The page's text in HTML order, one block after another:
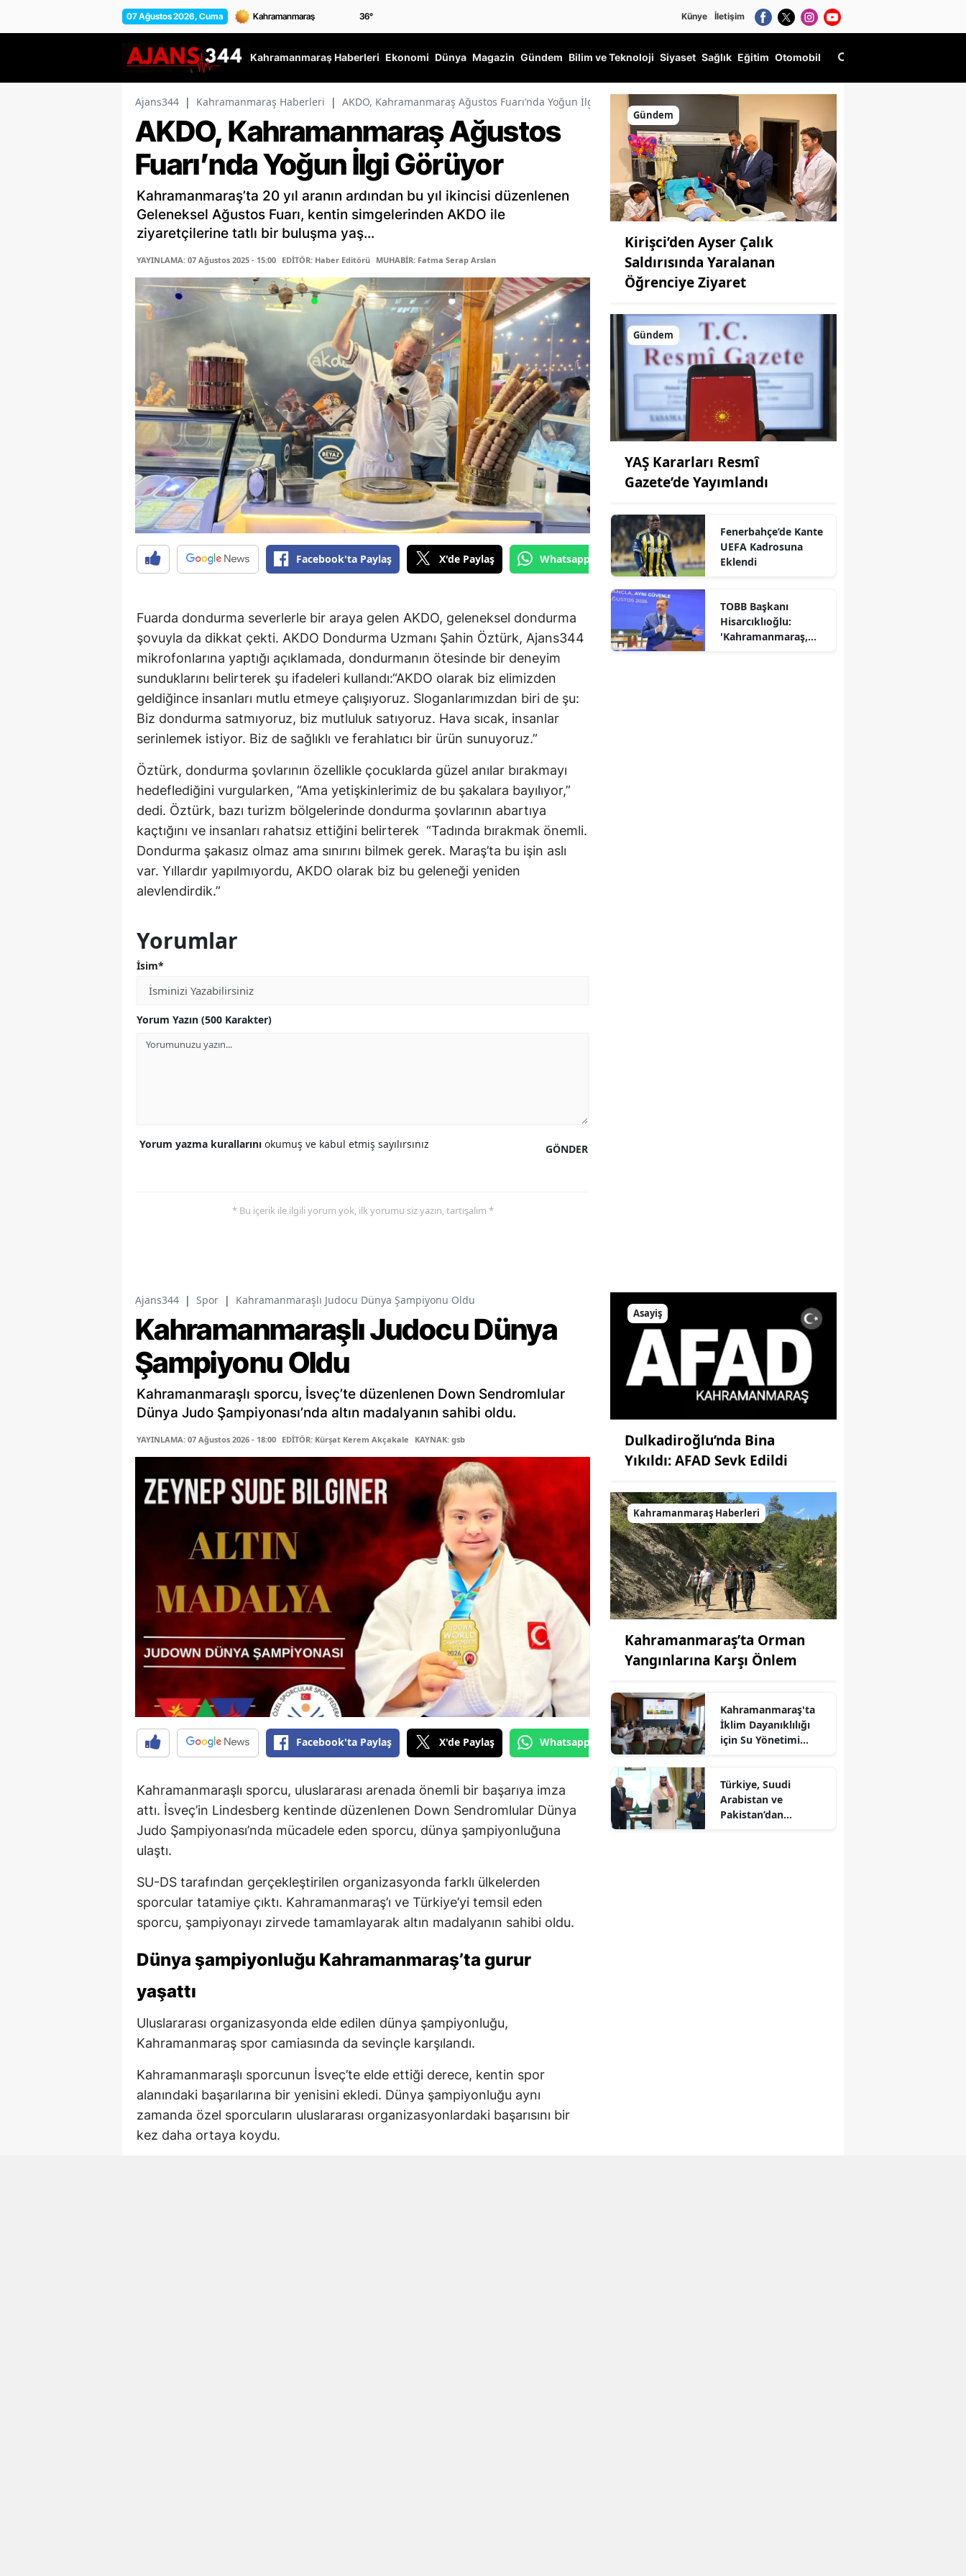
07 Ağustos 2026, Cuma 36° Künye İletişim
Kahramanmaraş Haberleri Ekonomi Dünya Magazin Gündem Bilim ve Teknoloji Siyaset Sağlık Eğitim Otomobil
Ajans344 | Kahramanmaraş Haberleri | AKDO, Kahramanmaraş Ağustos Fuarı’nda Yoğun İlgi Görüyor
AKDO, Kahramanmaraş Ağustos
Fuarı’nda Yoğun İlgi Görüyor
Kahramanmaraş’ta 20 yıl aranın ardından bu yıl ikincisi düzenlenen
Geleneksel Ağustos Fuarı, kentin simgelerinden AKDO ile
ziyaretçilerine tatlı bir buluşma yaş...
YAYINLAMA: 07 Ağustos 2025 - 15:00 EDİTÖR: Haber Editörü MUHABİR: Fatma Serap Arslan
Facebook'ta Paylaş X'de Paylaş Whatsapp'tan Gönder
Fuarda dondurma severlerle bir araya gelen AKDO, geleneksel dondurma
şovuyla da dikkat çekti. AKDO Dondurma Uzmanı Şahin Öztürk, Ajans344
mikrofonlarına yaptığı açıklamada, dondurmanın ötesinde bir deneyim
sunduklarını belirterek şu ifadeleri kullandı:“AKDO olarak biz elimizden
geldiğince insanları mutlu etmeye çalışıyoruz. Sloganlarımızdan biri de şu:
Biz dondurma satmıyoruz, biz mutluluk satıyoruz. Hava sıcak, insanlar
serinlemek istiyor. Biz de sağlıklı ve ferahlatıcı bir ürün sunuyoruz.”
Öztürk, dondurma şovlarının özellikle çocuklarda güzel anılar bırakmayı
hedeflediğini vurgularken, “Ama yetişkinlerimiz de bu şakalara bayılıyor,”
dedi. Öztürk, bazı turizm bölgelerinde dondurma şovlarının abartıya
kaçtığını ve insanları rahatsız ettiğini belirterek “Tadında bırakmak önemli.
Dondurma şakasız olmaz ama sınırını bilmek gerek. Maraş’ta bu işin aslı
var. Yıllardır yapılmıyordu, AKDO olarak biz bu geleneği yeniden
alevlendirdik.”
Yorumlar
İsim*
Yorum Yazın (500 Karakter)
GÖNDER
Yorum yazma kurallarını okumuş ve kabul etmiş sayılırsınız
* Bu içerik ile ilgili yorum yok, ilk yorumu siz yazın, tartışalım *
Gündem
Kirişci’den Ayser Çalık
Saldırısında Yaralanan
Öğrenciye Ziyaret
Gündem
YAŞ Kararları Resmî
Gazete’de Yayımlandı
Fenerbahçe’de Kante
UEFA Kadrosuna
Eklendi
TOBB Başkanı
Hisarcıklıoğlu:
'Kahramanmaraş,
Ajans344 | Spor | Kahramanmaraşlı Judocu Dünya Şampiyonu Oldu
Kahramanmaraşlı Judocu Dünya
Şampiyonu Oldu
Kahramanmaraşlı sporcu, İsveç’te düzenlenen Down Sendromlular
Dünya Judo Şampiyonası’nda altın madalyanın sahibi oldu.
YAYINLAMA: 07 Ağustos 2026 - 18:00 EDİTÖR: Kürşat Kerem Akçakale KAYNAK: gsb
Facebook'ta Paylaş X'de Paylaş Whatsapp'tan Gönder
Kahramanmaraşlı sporcu, uluslararası arenada önemli bir başarıya imza
attı. İsveç’in Lindesberg kentinde düzenlenen Down Sendromlular Dünya
Judo Şampiyonası’nda mücadele eden sporcu, dünya şampiyonluğuna
ulaştı.
SU-DS tarafından gerçekleştirilen organizasyonda farklı ülkelerden
sporcular tatamiye çıktı. Kahramanmaraş’ı ve Türkiye’yi temsil eden
sporcu, şampiyonayı zirvede tamamlayarak altın madalyanın sahibi oldu.
Dünya şampiyonluğu Kahramanmaraş’ta gurur
yaşattı
Uluslararası organizasyonda elde edilen dünya şampiyonluğu,
Kahramanmaraş spor camiasında da sevinçle karşılandı.
Kahramanmaraşlı sporcunun İsveç’te elde ettiği derece, kentin spor
alanındaki başarılarına bir yenisini ekledi. Dünya şampiyonluğu aynı
zamanda özel sporcuların uluslararası organizasyonlardaki başarısını bir
kez daha ortaya koydu.
Asayiş
Dulkadiroğlu’nda Bina
Yıkıldı: AFAD Sevk Edildi
Kahramanmaraş Haberleri
Kahramanmaraş’ta Orman
Yangınlarına Karşı Önlem
Kahramanmaraş'ta
İklim Dayanıklılığı
için Su Yönetimi
Türkiye, Suudi
Arabistan ve
Pakistan’dan